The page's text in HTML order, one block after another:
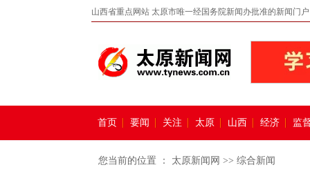
山西省重点网站 太原市唯一经国务院新闻办批准的新闻门
首页 要闻 关注 太原 山西 经济 监
您当前的位置 ： 太原新闻网 >> 综合新闻